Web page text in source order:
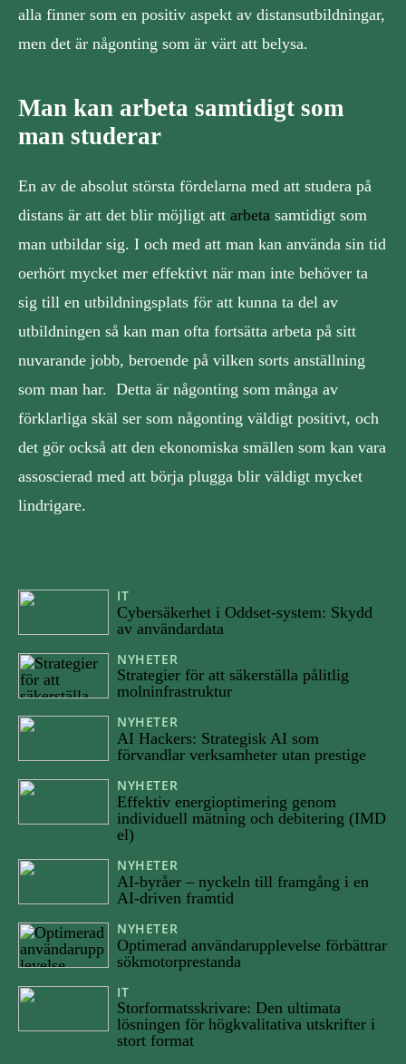
alla finner som en positiv aspekt av distansutbildningar,
men det är någonting som är värt att belysa.
Man kan arbeta samtidigt som
man studerar
En av de absolut största fördelarna med att studera på
distans är att det blir möjligt att arbeta samtidigt som
man utbildar sig. I och med att man kan använda sin tid
oerhört mycket mer effektivt när man inte behöver ta
sig till en utbildningsplats för att kunna ta del av
utbildningen så kan man ofta fortsätta arbeta på sitt
nuvarande jobb, beroende på vilken sorts anställning
som man har. Detta är någonting som många av
förklarliga skäl ser som någonting väldigt positivt, och
det gör också att den ekonomiska smällen som kan vara
assoscierad med att börja plugga blir väldigt mycket
lindrigare.
IT
Cybersäkerhet i Oddset-system: Skydd
av användardata
NYHETER
Strategier för att säkerställa pålitlig
molninfrastruktur
NYHETER
AI Hackers: Strategisk AI som
förvandlar verksamheter utan prestige
NYHETER
Effektiv energioptimering genom
individuell mätning och debitering (IMD
el)
NYHETER
AI-byråer – nyckeln till framgång i en
AI-driven framtid
NYHETER
Optimerad användarupplevelse förbättrar
sökmotorprestanda
IT
Storformatsskrivare: Den ultimata
lösningen för högkvalitativa utskrifter i
stort format